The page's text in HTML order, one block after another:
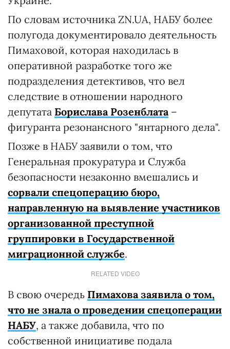
По словам источника ZN.UA, НАБУ более
полугода документировало деятельность
Пимаховой, которая находилась в
оперативной разработке того же
подразделения детективов, что вел
следствие в отношении народного
депутата Борислава Розенблата –
фигуранта резонансного "янтарного дела".
Позже в НАБУ заявили о том, что
Генеральная прокуратура и Служба
безопасности незаконно вмешались и
сорвали спецоперацию бюро,
направленную на выявление участников
организованной преступной
группировки в Государственной
миграционной службе.
RELATED VIDEO
В свою очередь Пимахова заявила о том,
что не знала о проведении спецоперации
НАБУ, а также добавила, что по
собственной инициативе подала